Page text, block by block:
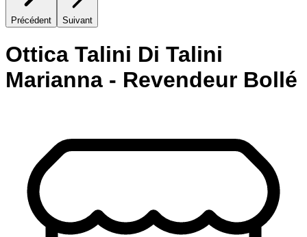
Précédent Suivant
Ottica Talini Di Talini
Marianna - Revendeur Bollé